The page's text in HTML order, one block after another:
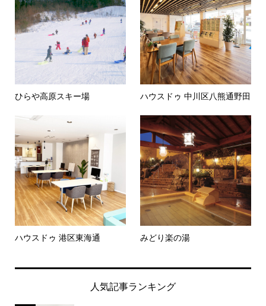
ひらや高原スキー場 ハウスドゥ 中川区八熊通野田
ハウスドゥ 港区東海通 みどり楽の湯
人気記事ランキング